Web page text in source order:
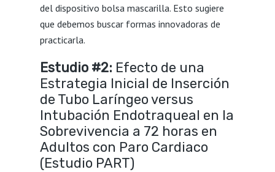
del dispositivo bolsa mascarilla. Esto sugiere
que debemos buscar formas innovadoras de
practicarla.
Estudio #2: Efecto de una
Estrategia Inicial de Inserción
de Tubo Laríngeo versus
Intubación Endotraqueal en la
Sobrevivencia a 72 horas en
Adultos con Paro Cardiaco
(Estudio PART)